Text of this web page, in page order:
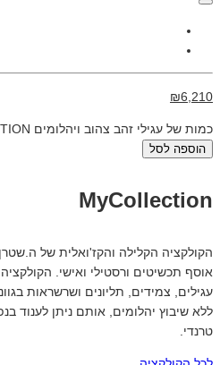
₪6,210
כמות של עגילי זהב צהוב ויהלומים MYCOLLECTION
הוספה לסל
MyCollection
אוסף תכשיטים ורסטילי ואישי.
עגילים, צמידים, תליונים ושרשראות
ללא שיבוץ יהלומים, אותם ניתן לענוד
טרנדי.